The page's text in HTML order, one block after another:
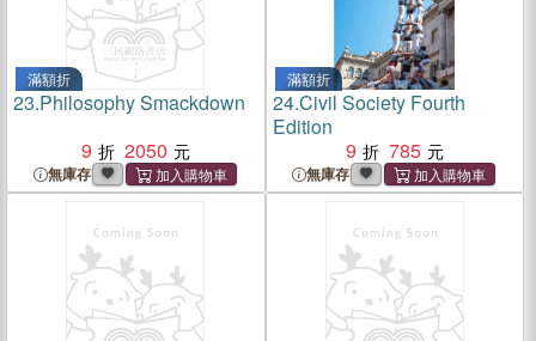
滿額折
23.Philosophy Smackdown
9
2050
無庫存
滿額折
24.Civil Society Fourth
Edition
9
785
無庫存